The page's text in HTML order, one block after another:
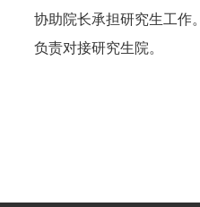
协助院长承担研究生工作。
负责对接研究生院。